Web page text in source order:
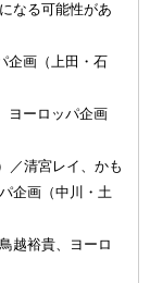
なる可能性があ
企画（上田・石
ヨーロッパ企画
／清宮レイ、かも
企画（中川・土
越裕貴、ヨーロ